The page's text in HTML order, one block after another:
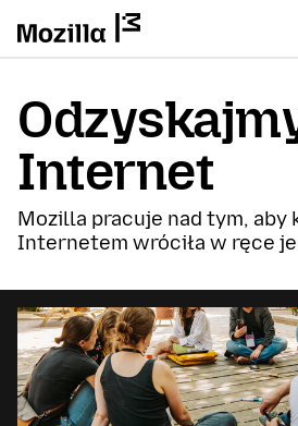
Internet
Mozilla pracuje nad tym, aby
Internetem wróciła w ręce